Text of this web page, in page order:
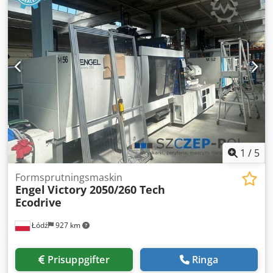
Längd/bredd/höjd: 5,66 x 1,88 x 2,10 m Alla maskiner som
erbjuds startas och testas av våra servicetekniker innan
försäljning. Det är möjligt att få ett videoklipp av de
tekniska testerna av den valda maskinen, eller att delta i
live-tester på vårt företag i Łódź. Pris: På förfrågan
1 / 5
Łódź 927 km
Formsprutningsmaskin
Engel Victory 2050/260 Tech
Ecodrive
Prisuppgifter Ringa